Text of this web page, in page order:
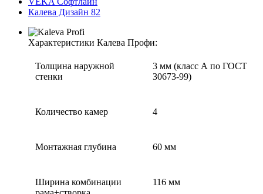
Калева Дизайн 82
Характеристики Калева Профи:
Толщина наружной
стенки
3 мм (класс А по ГОСТ
30673-99)
Количество камер 4
Монтажная глубина 60 мм
Ширина комбинации
116 мм